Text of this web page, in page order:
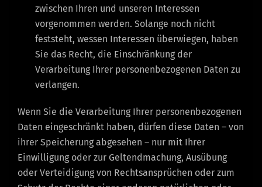
zwischen Ihren und unseren Interessen
vorgenommen werden. Solange noch nicht
feststeht, wessen Interessen überwiegen, haben
Sie das Recht, die Einschränkung der
Verarbeitung Ihrer personenbezogenen Daten zu
verlangen.
Wenn Sie die Verarbeitung Ihrer personenbezogenen
Daten eingeschränkt haben, dürfen diese Daten – von
ihrer Speicherung abgesehen – nur mit Ihrer
Einwilligung oder zur Geltendmachung, Ausübung
oder Verteidigung von Rechtsansprüchen oder zum